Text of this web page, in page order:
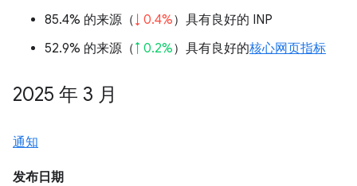
85.4% 的来源（↓ 0.4%）具有良好的 INP
52.9% 的来源（↑ 0.2%）具有良好的核心网页指标
2025 年 3 月
通知
发布日期